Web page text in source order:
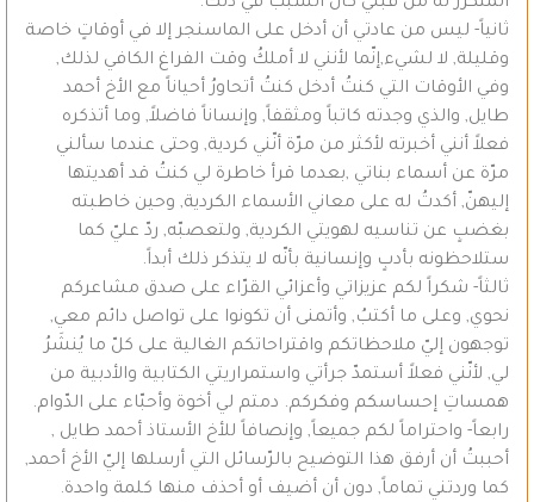
ثانياً- ليس من عادتي أن أدخل على الماسنجر إلا في أوقاتٍ خاصة
وقليلة, لا لشيء,إنّما لأنني لا أملكُ وقت الفراغ الكافي لذلك,
وفي الأوقات التي كنتُ أدخل كنتُ أتحاورُ أحياناً مع الأخ أحمد
طايل, والذي وجدته كاتباً ومثقفاً, وإنساناً فاضلاً, وما أتذكره
فعلاً أنني أخبرته لأكثر من مرّة أنّني كردية, وحتى عندما سألني
مرّة عن أسماء بناتي ,بعدما قرأ خاطرة لي كنتُ قد أهديتها
إليهنّ, أكدتُ له على معاني الأسماء الكردية, وحين خاطبته
بغضبٍ عن تناسيه لهويتي الكردية, ولتعصبّه, ردّ عليّ كما
ستلاحظونه بأدبٍ وإنسانية بأنّه لا يتذكر ذلك أبداً.
ثالثاً- شكراً لكم عزيزاتي وأعزائي القرّاء على صدق مشاعركم
نحوي, وعلى ما أكتبُ, وأتمنى أن تكونوا على تواصل دائم معي,
توجهون إليّ ملاحظاتكم واقتراحاتكم الغالية على كلّ ما يُنشَرُ
لي, لأنّني فعلاً أستمدّ جرأتي واستمراريتي الكتابية والأدبية من
همساتِ إحساسكم وفكركم. دمتم لي أخوة وأحبّاء على الدّوام.
رابعاً- واحتراماً لكم جميعاً, وإنصافاً للأخ الأستاذ أحمد طايل ,
أحببتُ أن أرفق هذا التوضيح بالرّسائل التي أرسلها إليّ الأخ أحمد,
كما وردتني تماماً, دون أن أضيف أو أحذف منها كلمة واحدة.